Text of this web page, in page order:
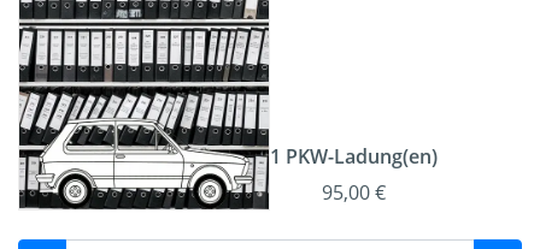
1 PKW-Ladung(en)
95,00 €